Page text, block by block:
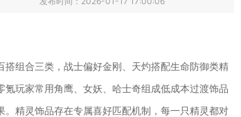
组合三类，战士偏好金刚、天灼搭配生命防御类精
玩家常用角鹰、女妖、哈士奇组成低成本过渡饰品
精灵饰品存在专属喜好匹配机制，每一只精灵都对